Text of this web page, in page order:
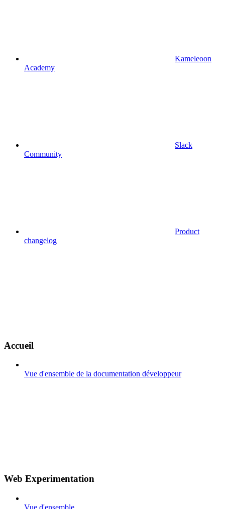
Kameleoon
Academy
Slack
Community
Product
changelog
Accueil
Vue d'ensemble de la documentation développeur
Web Experimentation
Vue d'ensemble